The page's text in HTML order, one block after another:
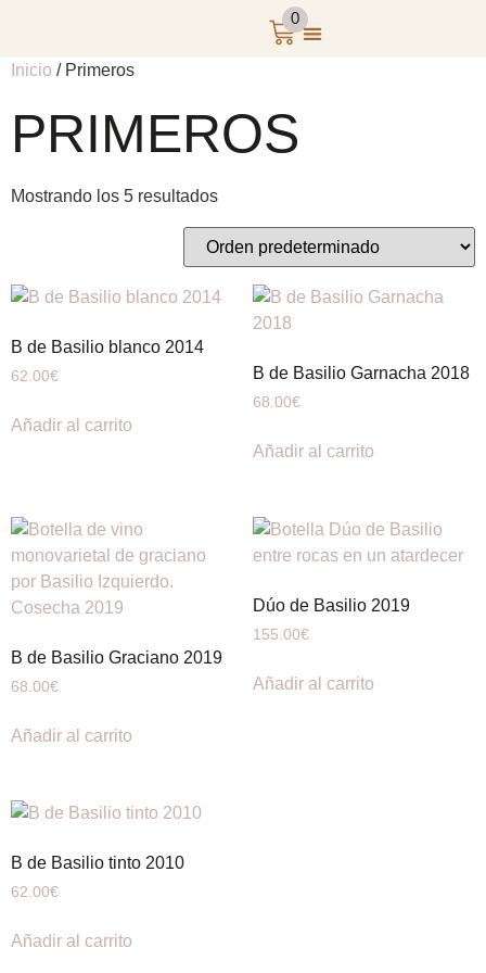
0
Inicio / Primeros
PRIMEROS
Mostrando los 5 resultados
B de Basilio blanco 2014
62.00€
Añadir al carrito
B de Basilio Garnacha 2018
68.00€
Añadir al carrito
B de Basilio Graciano 2019
68.00€
Añadir al carrito
Dúo de Basilio 2019
155.00€
Añadir al carrito
B de Basilio tinto 2010
62.00€
Añadir al carrito